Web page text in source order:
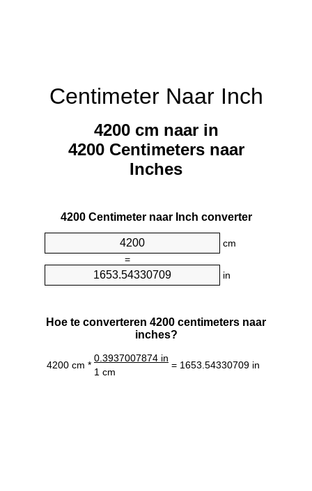
Centimeter Naar Inch
4200 cm naar in
4200 Centimeters naar
Inches
4200 Centimeter naar Inch converter
cm
=
in
Hoe te converteren 4200 centimeters naar
inches?
4200 cm *
0.3937007874 in
= 1653.54330709 in
1 cm